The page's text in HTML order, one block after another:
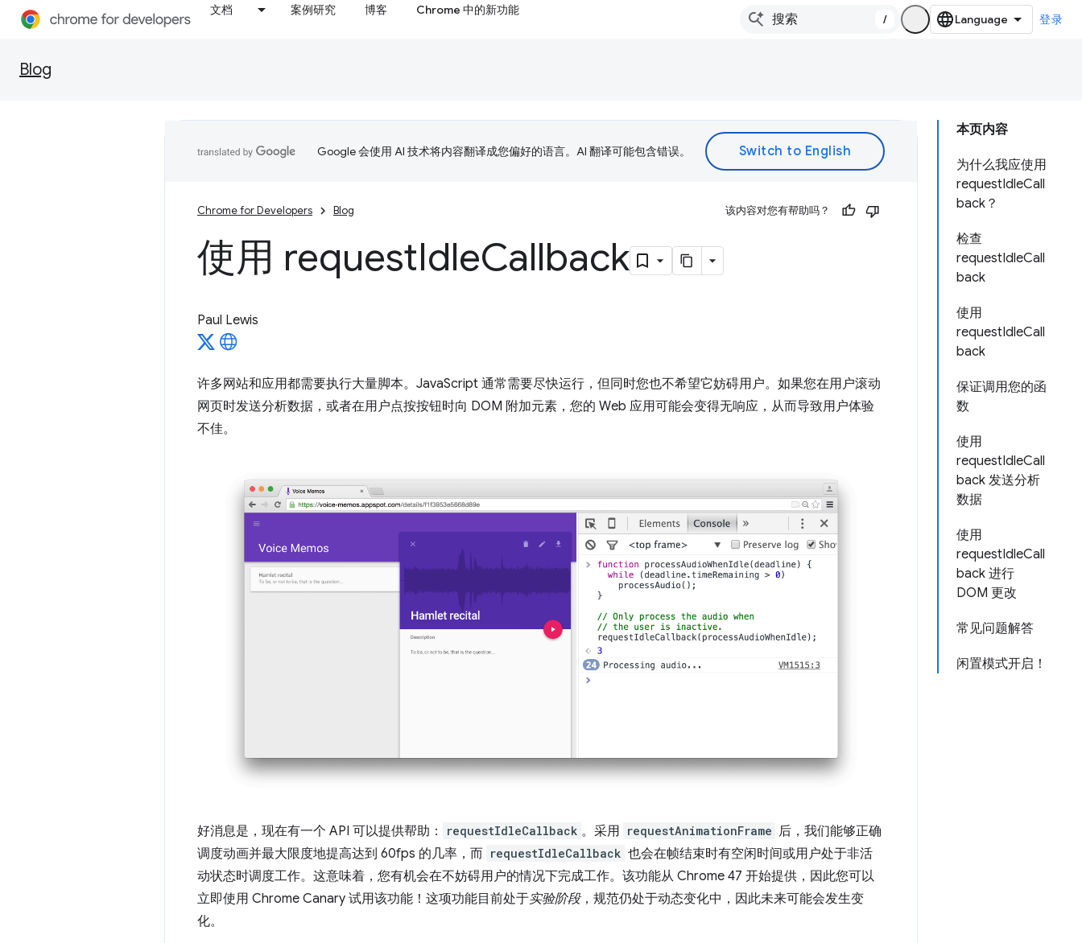
文档 案例研究 博客 Chrome 中的新功能
/ 登录
Blog
本页内容
为什么我应使用
requestIdleCall
back？
检查
requestIdleCall
back
使用
requestIdleCall
back
保证调用您的函
数
使用
requestIdleCall
back 发送分析
数据
使用
requestIdleCall
back 进行
DOM 更改
常见问题解答
闲置模式开启！
Google 会使用 AI 技术将内容翻译成您偏好的语言。AI 翻译可能包含错误。
Chrome for Developers Blog 该内容对您有帮助吗？
使用 requestIdleCallback
Paul Lewis
许多网站和应用都需要执行大量脚本。JavaScript 通常需要尽快运行，但同时您也不希望它妨碍用户。如果您在用户滚动
网页时发送分析数据，或者在用户点按按钮时向 DOM 附加元素，您的 Web 应用可能会变得无响应，从而导致用户体验
不佳。
好消息是，现在有一个 API 可以提供帮助： requestIdleCallback 。采用 requestAnimationFrame 后，我们能够正确
调度动画并最大限度地提高达到 60fps 的几率，而 requestIdleCallback 也会在帧结束时有空闲时间或用户处于非活
动状态时调度工作。这意味着，您有机会在不妨碍用户的情况下完成工作。该功能从 Chrome 47 开始提供，因此您可以
立即使用 Chrome Canary 试用该功能！这项功能目前处于实验阶段，规范仍处于动态变化中，因此未来可能会发生变
化。